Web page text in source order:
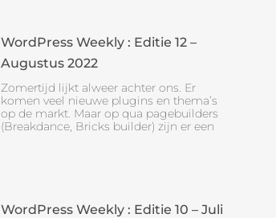
WordPress Weekly : Editie 12 –
Augustus 2022
Zomertijd lijkt alweer achter ons. Er
komen veel nieuwe plugins en thema’s
op de markt. Maar op qua pagebuilders
(Breakdance, Bricks builder) zijn er een
WordPress Weekly : Editie 10 – Juli